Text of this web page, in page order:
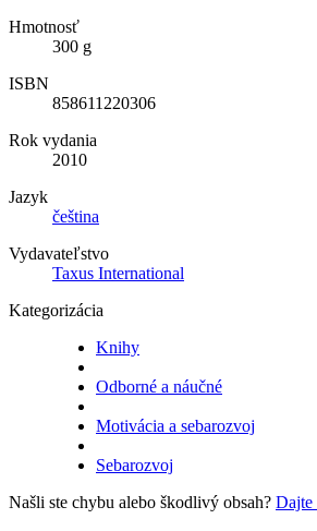
Hmotnosť
300 g
ISBN
858611220306
Rok vydania
2010
Jazyk
čeština
Vydavateľstvo
Taxus International
Kategorizácia
Knihy
Odborné a náučné
Motivácia a sebarozvoj
Sebarozvoj
Našli ste chybu alebo škodlivý obsah? Dajte